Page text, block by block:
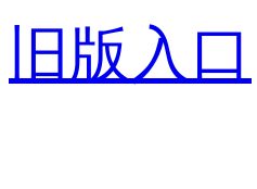
旧版入口